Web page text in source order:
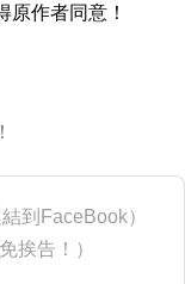
原作者同意！
到FaceBook）
挨告！）